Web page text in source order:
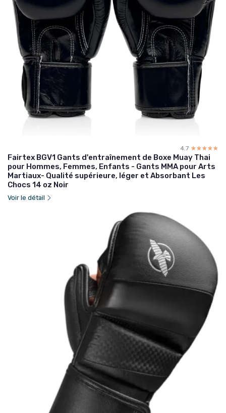
4.7 ☆☆☆☆☆
★★★★★
Fairtex BGV1 Gants d'entraînement de Boxe Muay Thai
pour Hommes, Femmes, Enfants - Gants MMA pour Arts
Martiaux- Qualité supérieure, léger et Absorbant Les
Chocs 14 oz Noir
Voir le détail